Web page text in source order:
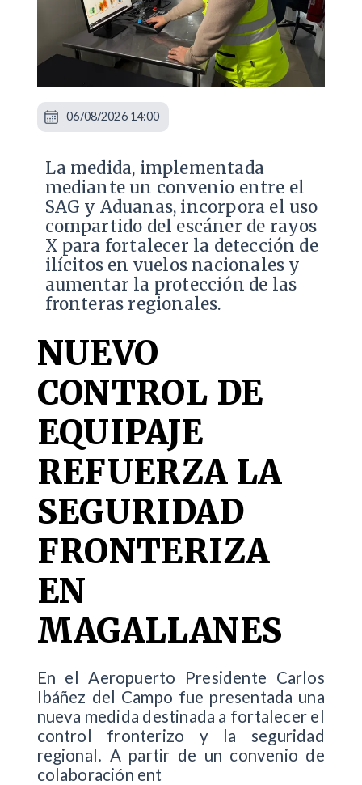
La medida, implementada
mediante un convenio entre el
SAG y Aduanas, incorpora el uso
compartido del escáner de rayos
X para fortalecer la detección de
ilícitos en vuelos nacionales y
aumentar la protección de las
fronteras regionales.
NUEVO
CONTROL DE
EQUIPAJE
REFUERZA LA
SEGURIDAD
FRONTERIZA
EN
MAGALLANES
En el Aeropuerto Presidente Carlos
Ibáñez del Campo fue presentada una
nueva medida destinada a fortalecer el
control fronterizo y la seguridad
regional. A partir de un convenio de
colaboración ent
06/08/2026 14:00